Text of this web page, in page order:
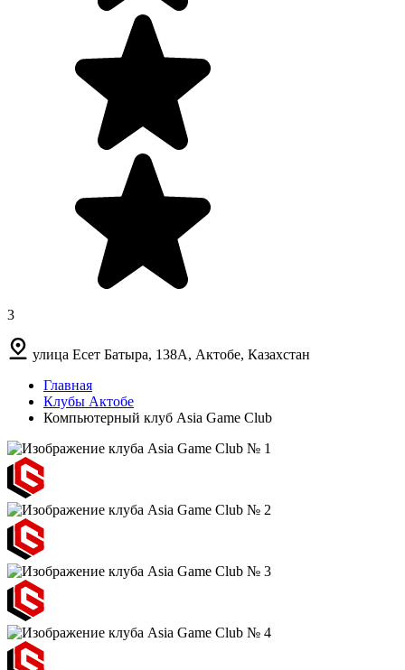
3
улица Есет Батыра, 138А, Актобе, Казахстан
Главная
Клубы Актобе
Компьютерный клуб Asia Game Club